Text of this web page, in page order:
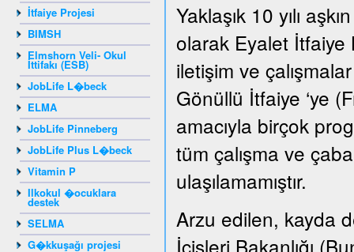
İtfaiye Projesi
BIMSH
Elmshorn Veli- Okul
İttifakı (ESB)
JobLife L�beck
ELMA
JobLife Pinneberg
JobLife Plus L�beck
Vitamin P
Ilkokul �ocuklara
destek
SELMA
G�kkuşağı projesi
Yaklaşık 10 yılı
olarak Eyalet
iletişim ve
Gönüllü İtfaiye ‘ye
amacıyla birçok
tüm çalışma ve
ulaşılamamıştır.
Arzu edilen, kayda
İçişleri Bakanlığı